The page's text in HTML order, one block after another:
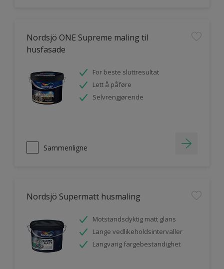
Nordsjö ONE Supreme maling til
husfasade
For beste sluttresultat
Lett å påføre
Selvrengjørende
Sammenligne
Nordsjö Supermatt husmaling
Motstandsdyktig matt glans
Lange vedlikeholdsintervaller
Langvarig fargebestandighet